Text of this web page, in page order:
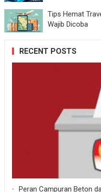
Tips Hemat
Wajib Dicoba
RECENT POSTS
Peran Campuran Beton